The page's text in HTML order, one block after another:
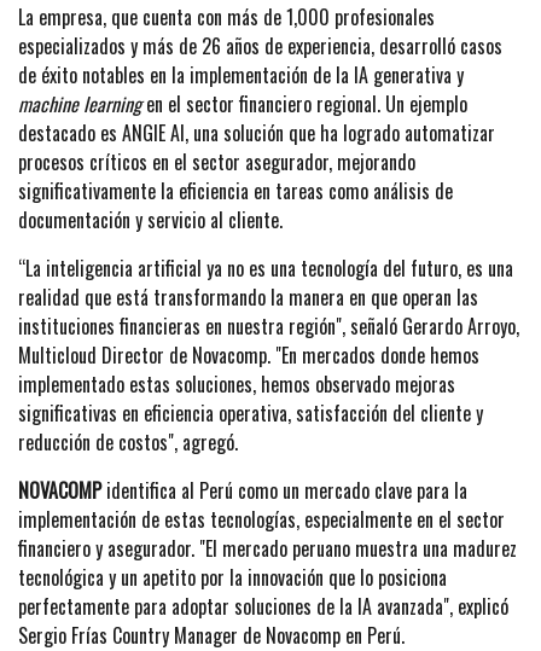
La empresa, que cuenta con más de 1,000 profesionales
especializados y más de 26 años de experiencia, desarrolló casos
de éxito notables en la implementación de la IA generativa y
machine learningen el sector financiero regional. Un ejemplo
destacado es ANGIE AI, una solución que ha logrado automatizar
procesos críticos en el sector asegurador, mejorando
significativamente la eficiencia en tareas como análisis de
documentación y servicio al cliente.
“La inteligencia artificial ya no es una tecnología del futuro, es una
realidad que está transformando la manera en que operan las
instituciones financieras en nuestra región", señaló Gerardo Arroyo,
Multicloud Director de Novacomp. "En mercados donde hemos
implementado estas soluciones, hemos observado mejoras
significativas en eficiencia operativa, satisfacción del cliente y
reducción de costos", agregó.
NOVACOMPidentifica al Perú como un mercado clave para la
implementación de estas tecnologías, especialmente en el sector
financiero y asegurador. "El mercado peruano muestra una madurez
tecnológica y un apetito por la innovación que lo posiciona
perfectamente para adoptar soluciones de la IA avanzada", explicó
Sergio Frías Country Manager de Novacomp en Perú.